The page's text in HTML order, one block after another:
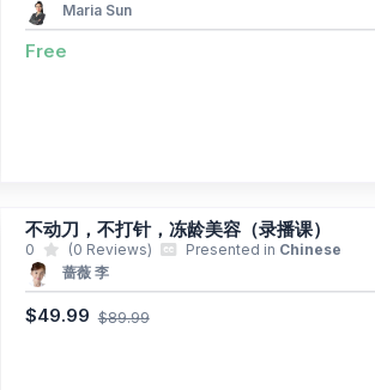
Maria Sun
Free
不动刀，不打针，冻龄美容（录播课）
0 (0 Reviews) Presented in Chinese
蔷薇 李
$49.99 $89.99